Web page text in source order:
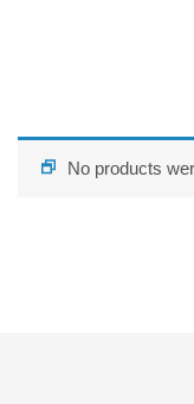
No products